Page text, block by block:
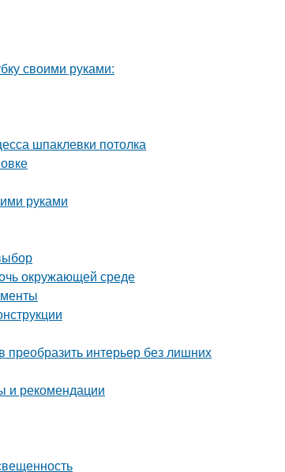
своими руками:
шпаклевки потолка
руками
окружающей среде
преобразить интерьер без лишних
и рекомендации